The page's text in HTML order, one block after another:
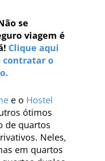
se
viagem é
Clique aqui
contratar o
e o Hostel
ótimos
de quartos
Neles,
em quartos